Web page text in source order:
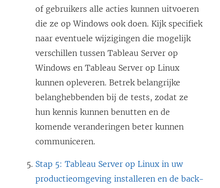
of gebruikers alle acties kunnen uitvoeren
die ze op Windows ook doen. Kijk specifiek
naar eventuele wijzigingen die mogelijk
verschillen tussen Tableau Server op
Windows en Tableau Server op Linux
kunnen opleveren. Betrek belangrijke
belanghebbenden bij de tests, zodat ze
hun kennis kunnen benutten en de
komende veranderingen beter kunnen
communiceren.
Stap 5: Tableau Server op Linux in uw
productieomgeving installeren en de back-